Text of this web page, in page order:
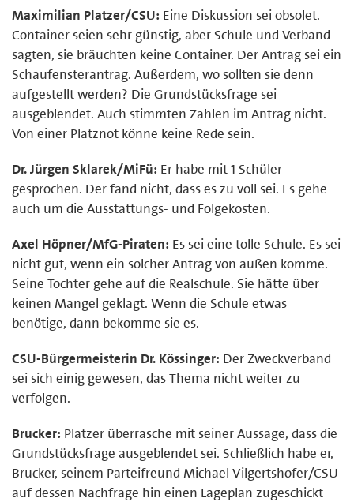
Maximilian Platzer/CSU: Eine Diskussion sei obsolet.
Container seien sehr günstig, aber Schule und Verband
sagten, sie bräuchten keine Container. Der Antrag sei ein
Schaufensterantrag. Außerdem, wo sollten sie denn
aufgestellt werden? Die Grundstücksfrage sei
ausgeblendet. Auch stimmten Zahlen im Antrag nicht.
Von einer Platznot könne keine Rede sein.
Dr. Jürgen Sklarek/MiFü: Er habe mit 1 Schüler
gesprochen. Der fand nicht, dass es zu voll sei. Es gehe
auch um die Ausstattungs- und Folgekosten.
Axel Höpner/MfG-Piraten: Es sei eine tolle Schule. Es sei
nicht gut, wenn ein solcher Antrag von außen komme.
Seine Tochter gehe auf die Realschule. Sie hätte über
keinen Mangel geklagt. Wenn die Schule etwas
benötige, dann bekomme sie es.
CSU-Bürgermeisterin Dr. Kössinger: Der Zweckverband
sei sich einig gewesen, das Thema nicht weiter zu
verfolgen.
Brucker: Platzer überrasche mit seiner Aussage, dass die
Grundstücksfrage ausgeblendet sei. Schließlich habe er,
Brucker, seinem Parteifreund Michael Vilgertshofer/CSU
auf dessen Nachfrage hin einen Lageplan zugeschickt